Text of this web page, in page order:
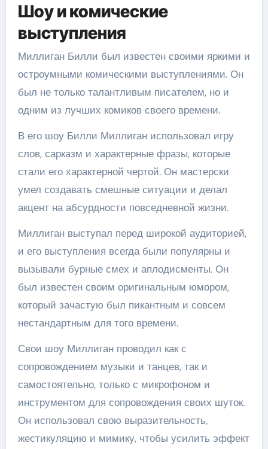
Шоу и комические
выступления
Миллиган Билли был известен своими яркими и
остроумными комическими выступлениями. Он
был не только талантливым писателем, но и
одним из лучших комиков своего времени.
В его шоу Билли Миллиган использовал игру
слов, сарказм и характерные фразы, которые
стали его характерной чертой. Он мастерски
умел создавать смешные ситуации и делал
акцент на абсурдности повседневной жизни.
Миллиган выступал перед широкой аудиторией,
и его выступления всегда были популярны и
вызывали бурные смех и аплодисменты. Он
был известен своим оригинальным юмором,
который зачастую был пикантным и совсем
нестандартным для того времени.
Свои шоу Миллиган проводил как с
сопровождением музыки и танцев, так и
самостоятельно, только с микрофоном и
инструментом для сопровождения своих шуток.
Он использовал свою выразительность,
жестикуляцию и мимику, чтобы усилить эффект